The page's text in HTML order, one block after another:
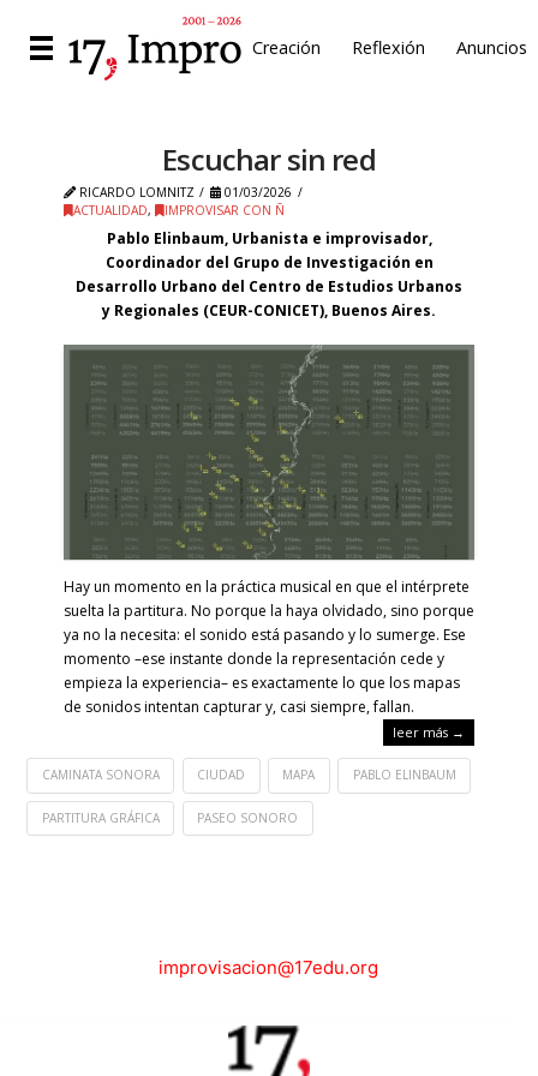
Creación Reflexión Anuncios
Escuchar sin red
RICARDO LOMNITZ
01/03/2026
ACTUALIDAD, IMPROVISAR CON Ñ
Pablo Elinbaum, Urbanista e improvisador,
Coordinador del Grupo de Investigación en
Desarrollo Urbano del Centro de Estudios Urbanos
y Regionales (CEUR-CONICET), Buenos Aires.
Hay un momento en la práctica musical en que el intérprete
suelta la partitura. No porque la haya olvidado, sino porque
ya no la necesita: el sonido está pasando y lo sumerge. Ese
momento –ese instante donde la representación cede y
empieza la experiencia– es exactamente lo que los mapas
de sonidos intentan capturar y, casi siempre, fallan.
leer más →
CAMINATA SONORA CIUDAD MAPA PABLO ELINBAUM
PARTITURA GRÁFICA PASEO SONORO
improvisacion@17edu.org